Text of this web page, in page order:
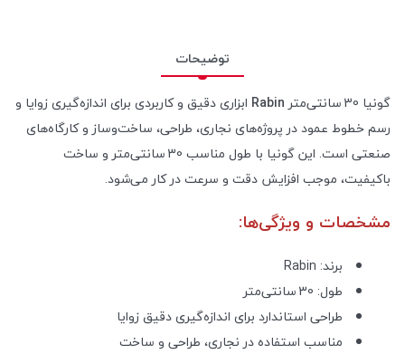
توضیحات
گونیا 30 سانتی‌متر
Rabin ابزاری دقیق و کاربردی برای اندازه‌گیری زوایا و
رسم خطوط عمود در پروژه‌های نجاری، طراحی، ساخت‌و‌ساز و کارگاه‌های
صنعتی است. این گونیا با طول مناسب 30 سانتی‌متر و ساخت
باکیفیت، موجب افزایش دقت و سرعت در کار می‌شود.
مشخصات و ویژگی‌ها:
برند: Rabin
طول: 30 سانتی‌متر
طراحی استاندارد برای اندازه‌گیری دقیق زوایا
مناسب استفاده در نجاری، طراحی و ساخت